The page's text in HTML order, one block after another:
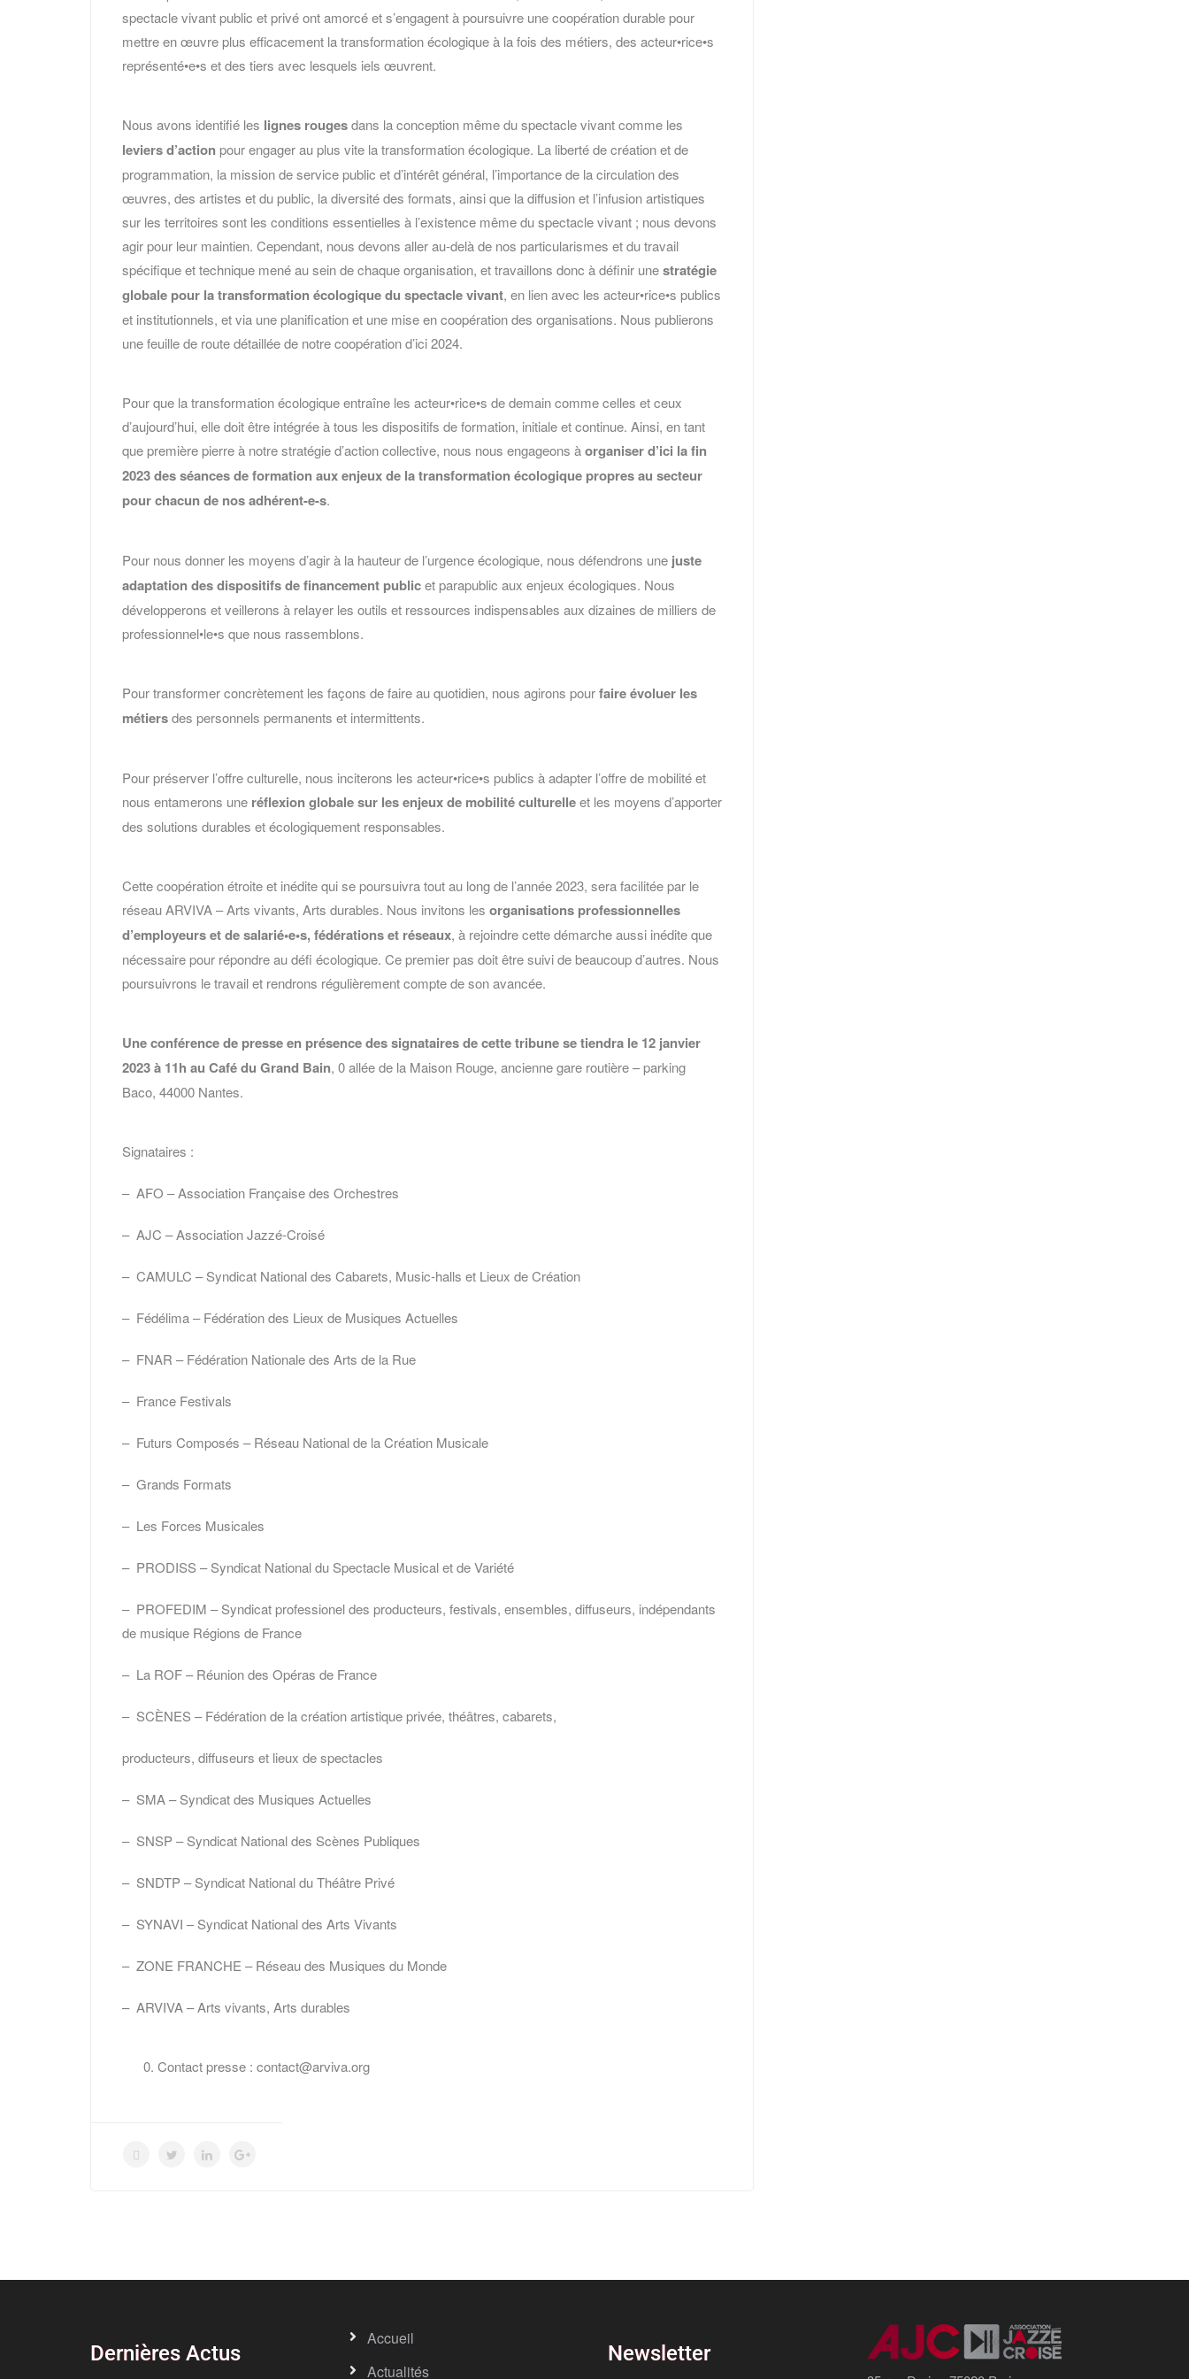
spectacle vivant public et privé ont amorcé et s’engagent à poursuivre une coopération durable pour
mettre en œuvre plus efficacement la transformation écologique à la fois des métiers, des acteur•rice•s
représenté•e•s et des tiers avec lesquels iels œuvrent.
Nous avons identifié les lignes rougesdans la conception même du spectacle vivant comme les
leviers d’actionpour engager au plus vite la transformation écologique. La liberté de création et de
programmation, la mission de service public et d’intérêt général, l’importance de la circulation des
œuvres, des artistes et du public, la diversité des formats, ainsi que la diffusion et l’infusion artistiques
sur les territoires sont les conditions essentielles à l’existence même du spectacle vivant ; nous devons
agir pour leur maintien. Cependant, nous devons aller au-delà de nos particularismes et du travail
spécifique et technique mené au sein de chaque organisation, et travaillons donc à définir unestratégie
globale pour la transformation écologique du spectacle vivant, en lien avec les acteur•rice•s publics
et institutionnels, et via une planification et une mise en coopération des organisations. Nous publierons
une feuille de route détaillée de notre coopération d’ici 2024.
Pour que la transformation écologique entraîne les acteur•rice•s de demain comme celles et ceux
d’aujourd’hui, elle doit être intégrée à tous les dispositifs de formation, initiale et continue. Ainsi, en tant
que première pierre à notre stratégie d’action collective, nous nous engageons àorganiser d’ici la fin
2023 des séances de formation aux enjeux de la transformation écologique propres au secteur
pour chacun de nos adhérent-e-s.
Pour nous donner les moyens d’agir à la hauteur de l’urgence écologique, nous défendrons une juste
adaptation des dispositifs de financement publicet parapublic aux enjeux écologiques. Nous
développerons et veillerons à relayer les outils et ressources indispensables aux dizaines de milliers de
professionnel•le•s que nous rassemblons.
Pour transformer concrètement les façons de faire au quotidien, nous agirons pourfaire évoluer les
métiersdes personnels permanents et intermittents.
Pour préserver l’offre culturelle, nous inciterons les acteur•rice•s publics à adapter l’offre de mobilité et
nous entamerons une réflexion globale sur les enjeux de mobilité culturelleet les moyens d’apporter
des solutions durables et écologiquement responsables.
Cette coopération étroite et inédite qui se poursuivra tout au long de l’année 2023, sera facilitée par le
réseau ARVIVA – Arts vivants, Arts durables. Nous invitons les organisations professionnelles
d’employeurs et de salarié•e•s, fédérations et réseaux, à rejoindre cette démarche aussi inédite que
nécessaire pour répondre au défi écologique. Ce premier pas doit être suivi de beaucoup d’autres. Nous
poursuivrons le travail et rendrons régulièrement compte de son avancée.
Une conférence de presse en présence des signataires de cette tribune se tiendra le 12 janvier
2023 à 11h au Café du Grand Bain, 0 allée de la Maison Rouge, ancienne gare routière – parking
Baco, 44000 Nantes.
Signataires :
– AFO – Association Française des Orchestres
– AJC – Association Jazzé-Croisé
– CAMULC – Syndicat National des Cabarets, Music-halls et Lieux de Création
– Fédélima – Fédération des Lieux de Musiques Actuelles
– FNAR – Fédération Nationale des Arts de la Rue
– France Festivals
– Futurs Composés – Réseau National de la Création Musicale
– Grands Formats
– Les Forces Musicales
– PRODISS – Syndicat National du Spectacle Musical et de Variété
– PROFEDIM – Syndicat professionel des producteurs, festivals, ensembles, diffuseurs, indépendants
de musique Régions de France
– La ROF – Réunion des Opéras de France
– SCÈNES – Fédération de la création artistique privée, théâtres, cabarets,
producteurs, diffuseurs et lieux de spectacles
– SMA – Syndicat des Musiques Actuelles
– SNSP – Syndicat National des Scènes Publiques
– SNDTP – Syndicat National du Théâtre Privé
– SYNAVI – Syndicat National des Arts Vivants
– ZONE FRANCHE – Réseau des Musiques du Monde
– ARVIVA – Arts vivants, Arts durables
Contact presse : contact@arviva.org
Dernières Actus
Accueil
Actualités
Newsletter